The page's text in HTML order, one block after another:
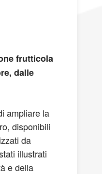
frutticola
dalle
ampliare la
disponibili
da
illustrati
e della